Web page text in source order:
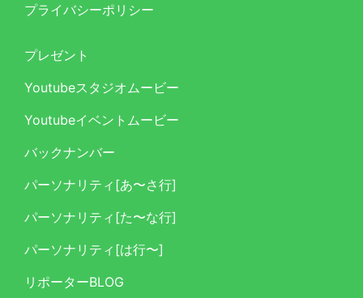
プライバシーポリシー
プレゼント
Youtubeスタジオムービー
Youtubeイベントムービー
バックナンバー
パーソナリティ[あ〜さ行]
パーソナリティ[た〜な行]
パーソナリティ[は行〜]
リポーターBLOG